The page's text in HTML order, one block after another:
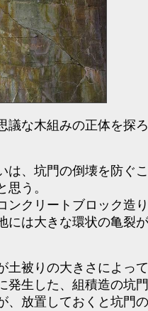
議な木組みの正体を探
は、坑門の倒壊を防ぐ
思う。
ンクリートブロック造
には大きな環状の亀裂
土被りの大きさによっ
発生した、組積造の坑
、放置しておくと坑門